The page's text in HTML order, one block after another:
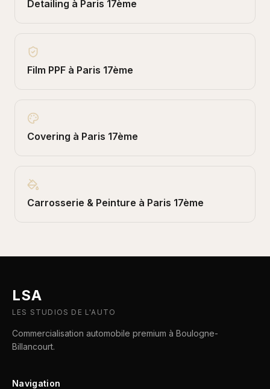
Detailing à Paris 17ème
Film PPF à Paris 17ème
Covering à Paris 17ème
Carrosserie & Peinture à Paris 17ème
LSA
LES STUDIOS DE L'AUTO
Commercialisation automobile premium à Boulogne-
Billancourt.
Navigation